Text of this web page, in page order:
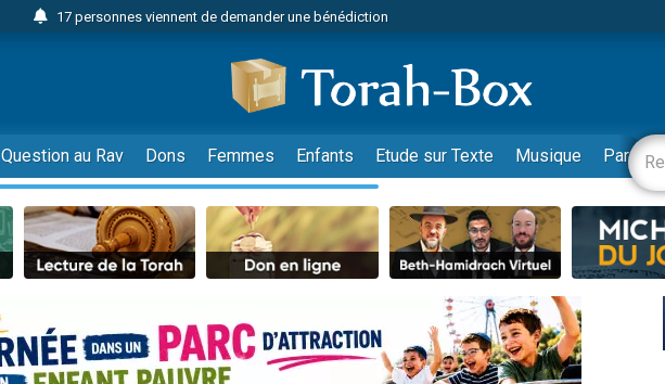
17 personnes viennent de demander une bénédiction
Il reste 49 places pour étudier en groupe sur Zoom
23 personnes viennent de faire un don pour Diane, 80 ans, dans un appartement insalubre
Eva vient de donner son Maasser
4 personnes viennent de nous rejoindre sur WhatsApp
3 personnes viennent de nous rejoindre sur WhatsApp
3 personnes viennent de faire un don pour 5 jours de vacances aux Orphelins
Odaya vient de donner son Maasser
2 personnes viennent de nous rejoindre sur WhatsApp
30 personnes viennent de faire un don pour Sauvez la jambe de Yohan
Question au Rav Dons Femmes Enfants Etude sur Texte Musique Paracha